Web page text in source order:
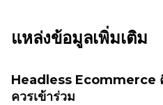
แหล่งข้อมูลเพิ่มเติม
Headless Ecommerce
ควรเข้าร่วม